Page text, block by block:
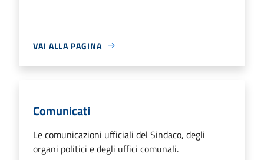
VAI ALLA PAGINA
Comunicati
Le comunicazioni ufficiali del Sindaco, degli
organi politici e degli uffici comunali.